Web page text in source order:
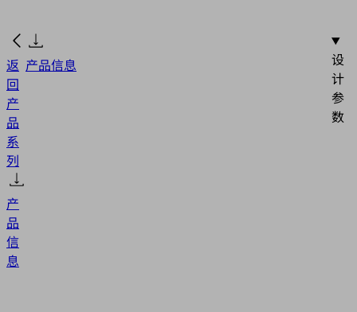
返
回
产
品
系
列
产
品
信
息
产品信息
设
计
参
数